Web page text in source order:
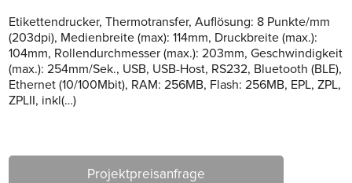
Etikettendrucker, Thermotransfer, Auflösung: 8 Punkte/mm
(203dpi), Medienbreite (max): 114mm, Druckbreite (max.):
104mm, Rollendurchmesser (max.): 203mm, Geschwindigkeit
(max.): 254mm/Sek., USB, USB-Host, RS232, Bluetooth (BLE),
Ethernet (10/100Mbit), RAM: 256MB, Flash: 256MB, EPL, ZPL,
ZPLII, inkl(…)
Projektpreisanfrage